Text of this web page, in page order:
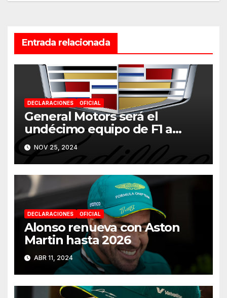
Entrada relacionada
DECLARACIONES OFICIAL
General Motors será el
undécimo equipo de F1 a
partir de 2026
NOV 25, 2024
DECLARACIONES OFICIAL
Alonso renueva con Aston
Martin hasta 2026
ABR 11, 2024